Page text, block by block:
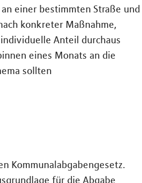
einer bestimmten Straße und
konkreter Maßnahme,
Anteil durchaus
eines Monats an die
sollten
Kommunalabgabengesetz.
für die Abgabe